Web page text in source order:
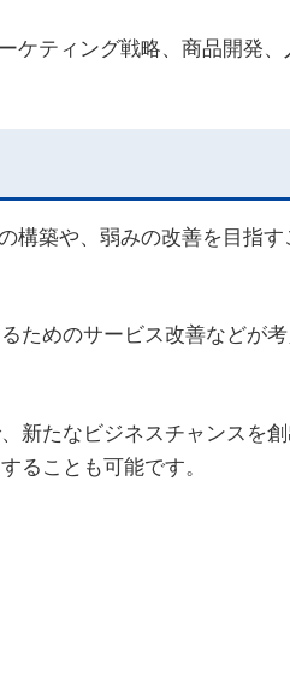
ケティング戦略、商品開発、
構築や、弱みの改善を目指す
ためのサービス改善などが考
新たなビジネスチャンスを
ることも可能です。